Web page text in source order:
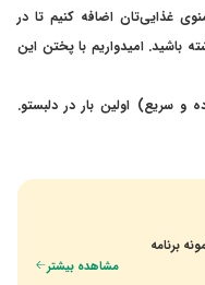
غذایی‌تان اضافه کنیم تا در
باشید. امیدواریم با پختن این
(ساده و سریع) اولین بار در دلبستو.
مشاهده بیشتر